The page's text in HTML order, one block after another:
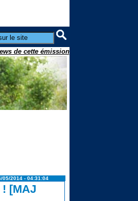
de cette émission
05/2014 - 04:31:04
[MAJ